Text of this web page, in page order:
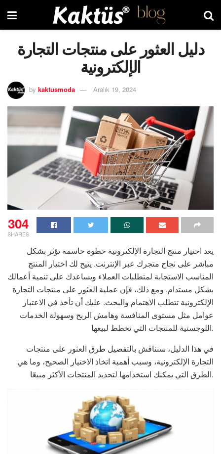
دليل العثور على منتجات التجارة
الإلكترونية
by kaktusmoda Aralık 19, 2024
304
SHARES
يعد اختيار منتج التجارة الإلكترونية خطوة حاسمة تؤثر بشكل
مباشر على نجاح متجرك عبر الإنترنت. يتيح لك اختيار المنتج
المناسب الاستجابة لمتطلبات العملاء ويساعدك على تنمية أعمالك
بشكل مستدام. ومع ذلك، فإن عملية العثور على منتجات التجارة
الإلكترونية تتطلب الاهتمام والبحث. عليك أن تأخذ في الاعتبار
عوامل مثل مستوى المنافسة وهامش الربح وسهولة الخدمات
اللوجستية للمنتجات التي تخطط لبيعها.
في هذا الدليل، سنناقش بالتفصيل طرق العثور على منتجات
التجارة الإلكترونية، وسبب أهمية اتخاذ الاختيار الصحيح، وما هي
الطرق التي يمكنك استخدامها لتحديد المنتجات الأكثر مبيعًا.